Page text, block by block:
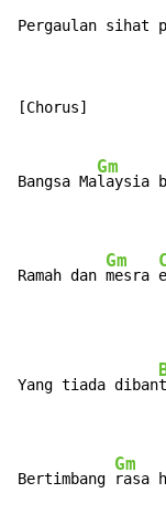
Pergaulan sihat
[Chorus]
Bangsa Ma
Gm
laysia
Ramah dan
Gm
mesra
Yang tiada diban
Bertimbang
Gm
rasa